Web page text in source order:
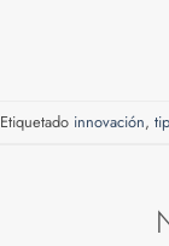
Etiquetado innovación,